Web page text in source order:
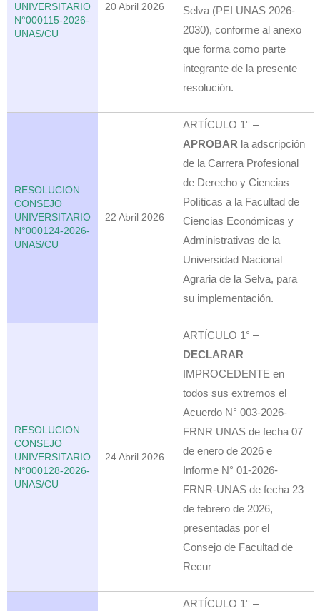
UNIVERSITARIO
N°000115-2026-
UNAS/CU
20 Abril 2026
Selva (PEI UNAS 2026-
2030), conforme al anexo
que forma como parte
integrante de la presente
resolución.
RESOLUCION
CONSEJO
UNIVERSITARIO
N°000124-2026-
UNAS/CU
22 Abril 2026
ARTÍCULO 1° –
APROBARla adscripción
de la Carrera Profesional
de Derecho y Ciencias
Políticas a la Facultad de
Ciencias Económicas y
Administrativas de la
Universidad Nacional
Agraria de la Selva, para
su implementación.
RESOLUCION
CONSEJO
UNIVERSITARIO
N°000128-2026-
UNAS/CU
24 Abril 2026
ARTÍCULO 1° –
DECLARAR
IMPROCEDENTE en
todos sus extremos el
Acuerdo N° 003-2026-
FRNR UNAS de fecha 07
de enero de 2026 e
Informe N° 01-2026-
FRNR-UNAS de fecha 23
de febrero de 2026,
presentadas por el
Consejo de Facultad de
Recur
ARTÍCULO 1° –